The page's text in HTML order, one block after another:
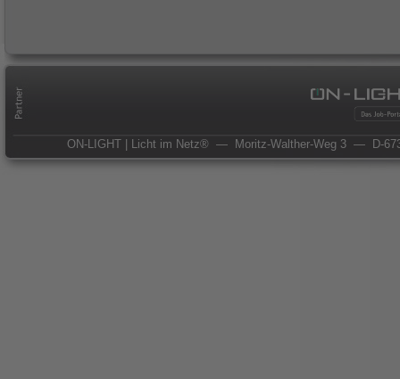
ON-LIGHT | Licht im Netz® — Moritz-Walther-Weg 3 — D-